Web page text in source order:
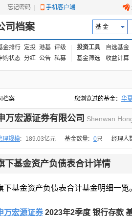
忘记密码 手机客户端
司档案 基 金
金排行 定投 港基 评级
购状态 分红 公告 私募
投资工具
自选基金
基金筛选
收益计算
档案 您浏览过的基金： 华
易方达上证中盘ETF联
万宏源证券有限公司 Shenwan
理规模: 189.03亿元 基金数量: 0只 经理人
下基金资产负债表合计详情
下基金资产负债表合计基金明细一览
万宏源证券2023年2季度 银行存款